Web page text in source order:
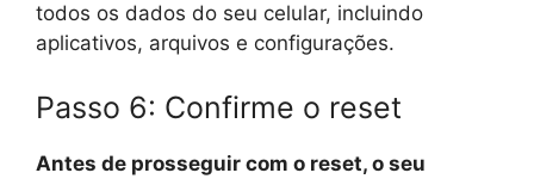
todos os dados do seu celular, incluindo
aplicativos, arquivos e configurações.
Passo 6: Confirme o reset
Antes de prosseguir com o reset, o seu